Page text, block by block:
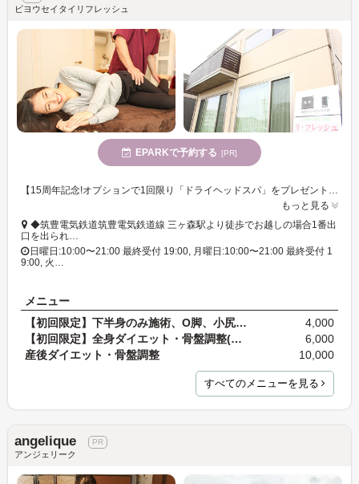
ビヨウセイタイリフレッシュ
EPARKで予約する [PR]
【15周年記念!オプションで1回限り「ドライヘッドスパ」をプレゼント☆】「美容調整」が人気のプライベートサロンです☆ ダイエット中の方、ボディラインを整えたい方はぜひ! お子様連れでもお気軽に♪
もっと見る
◆筑豊電気鉄道筑豊電気鉄道線 三ヶ森駅より徒歩でお越しの場合1番出
口を出られ…
日曜日:10:00〜21:00 最終受付 19:00, 月曜日:10:00〜21:00 最終受付 1
9:00, 火…
メニュー
【初回限定】下半身のみ施術、O脚、小尻美脚調整(カ…
4,000
【初回限定】全身ダイエット・骨盤調整(カウンセリン…
6,000
産後ダイエット・骨盤調整
10,000
すべてのメニューを見る
angelique
アンジェリーク